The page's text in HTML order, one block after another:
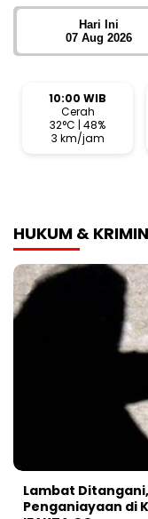
Hari Ini
07 Aug 2026
10:00 WIB
Cerah
32°C | 48%
3 km/jam
HUKUM &
Lambat
Penganiayaan di